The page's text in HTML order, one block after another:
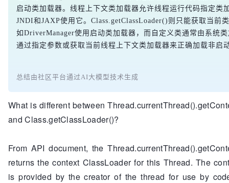
启动类加载器。线程上下文类加载器允许线程运行代码指定类
JNDI和JAXP使用它。Class.getClassLoader()则只能获取当前
如DriverManager使用启动类加载器，而自定义类通常由系统
通过指定参数或获取当前线程上下文类加载器来正确加载非启
总结由社区平台通过AI大模型技术生成
What is different between
and Class.getClassLoader()?
From API document, the
returns the context ClassLoader for this Thread. The
is provided by the creator of the thread for use by